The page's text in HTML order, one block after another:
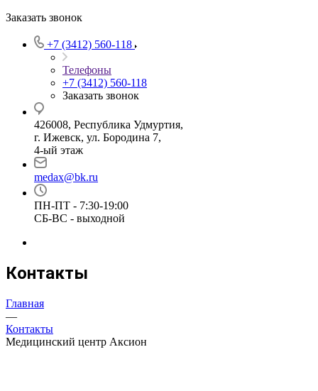
Заказать звонок
+7 (3412) 560-118
Телефоны
+7 (3412) 560-118
Заказать звонок
426008, Республика Удмуртия,
г. Ижевск, ул. Бородина 7,
4-ый этаж
medax@bk.ru
ПН-ПТ - 7:30-19:00
СБ-ВС - выходной
Контакты
Главная
—
Контакты
Медицинский центр Аксион